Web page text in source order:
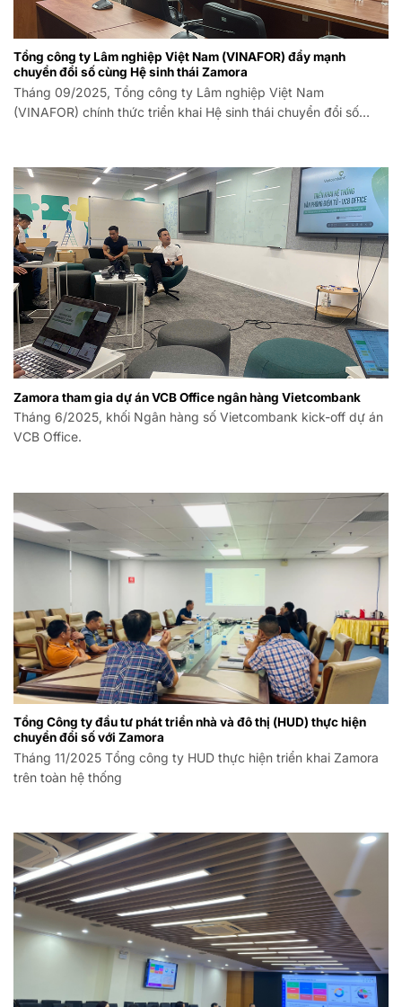
Tổng công ty Lâm nghiệp Việt Nam (VINAFOR) đẩy mạnh
chuyển đổi số cùng Hệ sinh thái Zamora
Tháng 09/2025, Tổng công ty Lâm nghiệp Việt Nam
(VINAFOR) chính thức triển khai Hệ sinh thái chuyển đổi số
Zamora tham gia dự án VCB Office ngân hàng Vietcombank
Tháng 6/2025, khối Ngân hàng số Vietcombank kick-off dự án
VCB Office.
Tổng Công ty đầu tư phát triển nhà và đô thị (HUD) thực hiện
chuyển đổi số với Zamora
Tháng 11/2025 Tổng công ty HUD thực hiện triển khai Zamora
trên toàn hệ thống